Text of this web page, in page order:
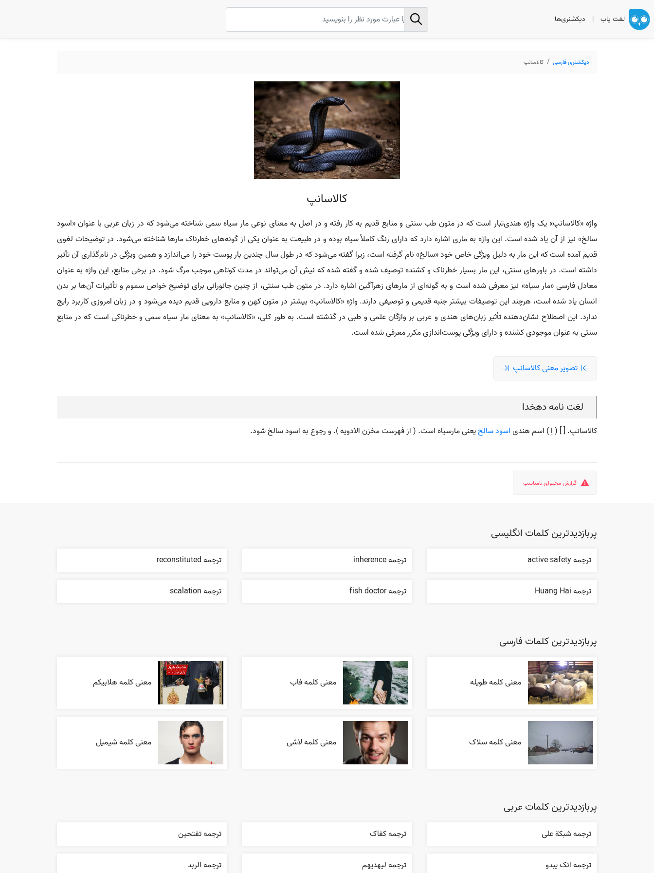
لغت یاب | دیکشنری‌ها
دیکشنری فارسی کالاسانپ
کالاسانپ
واژه «کالاسانپ» یک واژه هندی‌تبار است که در متون طب سنتی و منابع قدیم به کار رفته و در اصل به معنای نوعی مار سیاه سمی شناخته می‌شود که در زبان عربی با عنوان «اسود
سالخ» نیز از آن یاد شده است. این واژه به ماری اشاره دارد که دارای رنگ کاملاً سیاه بوده و در طبیعت به عنوان یکی از گونه‌های خطرناک مارها شناخته می‌شود. در توضیحات لغوی
قدیم آمده است که این مار به دلیل ویژگی خاص خود «سالخ» نام گرفته است، زیرا گفته می‌شود که در طول سال چندین بار پوست خود را می‌اندازد و همین ویژگی در نام‌گذاری آن تأثیر
داشته است. در باورهای سنتی، این مار بسیار خطرناک و کشنده توصیف شده و گفته شده که نیش آن می‌تواند در مدت کوتاهی موجب مرگ شود. در برخی منابع، این واژه به عنوان
معادل فارسی «مار سیاه» نیز معرفی شده است و به گونه‌ای از مارهای زهرآگین اشاره دارد. در متون طب سنتی، از چنین جانورانی برای توضیح خواص سموم و تأثیرات آن‌ها بر بدن
انسان یاد شده است، هرچند این توصیفات بیشتر جنبه قدیمی و توصیفی دارند. واژه «کالاسانپ» بیشتر در متون کهن و منابع دارویی قدیم دیده می‌شود و در زبان امروزی کاربرد رایج
ندارد. این اصطلاح نشان‌دهنده تأثیر زبان‌های هندی و عربی بر واژگان علمی و طبی در گذشته است. به طور کلی، «کالاسانپ» به معنای مار سیاه سمی و خطرناکی است که در منابع
سنتی به عنوان موجودی کشنده و دارای ویژگی پوست‌اندازی مکرر معرفی شده است.
تصویر معنی کالاسانپ
لغت نامه دهخدا
کالاسانپ. [ ] ( اِ ) اسم هندیاسود سالخیعنی مارسیاه است. ( از فهرست مخزن الادویه ). و رجوع به اسود سالخ شود.
گزارش محتوای نامناسب
پربازدیدترین کلمات انگلیسی
ترجمه active safety ترجمه inherence ترجمه reconstituted
ترجمه Huang Hai ترجمه fish doctor ترجمه scalation
پربازدیدترین کلمات فارسی
معنی کلمه طویله معنی کلمه فاب معنی کلمه هلابیکم
معنی کلمه سلاک معنی کلمه لاشی معنی کلمه شیمیل
پربازدیدترین کلمات عربی
ترجمه شبکة علی ترجمه کفاک ترجمه تفتحين
ترجمه انک يبدو ترجمه ليهديهم ترجمه الربد